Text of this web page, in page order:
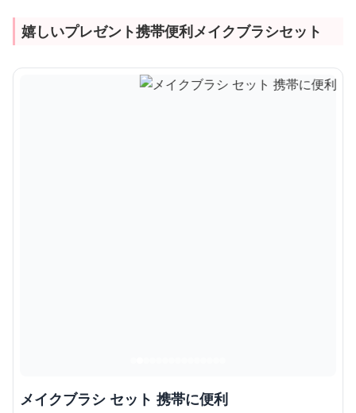
嬉しいプレゼント携帯便利メイクブラシセット
メイクブラシ セット 携帯に便利